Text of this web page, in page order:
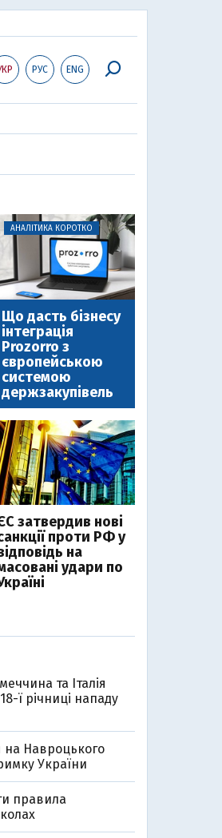
РУС ENG
АНАЛІТИКА КОРОТКО
Що дасть бізнесу
інтеграція
Prozorro з
європейською
системою
держзакупівель
затвердив нові
проти РФ у
на
удари по
та Італія
ї річниці нападу
на Навроцького
України
правила